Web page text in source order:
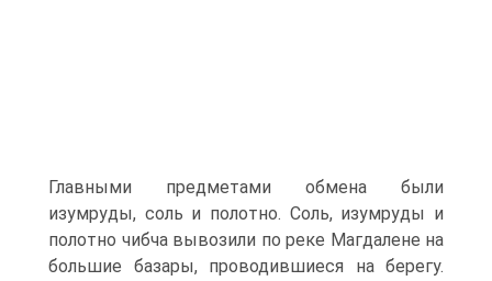
Главными предметами обмена были
изумруды, соль и полотно. Соль, изумруды и
полотно чибча вывозили по реке Магдалене на
большие базары, проводившие­ся на берегу.